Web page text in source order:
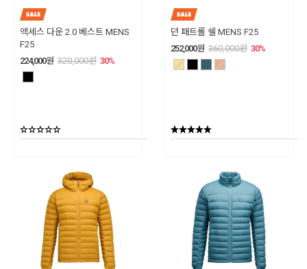
액세스 다운 2.0 베스트 MENS
F25
224,000원 320,000원 30%
던 패트롤 쉘 MENS F25
252,000원 360,000원 30%